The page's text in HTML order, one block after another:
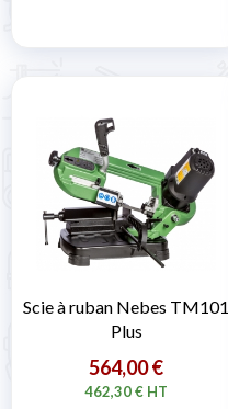
Scie à ruban Nebes TM101
Plus
564,00 €
462,30 € HT